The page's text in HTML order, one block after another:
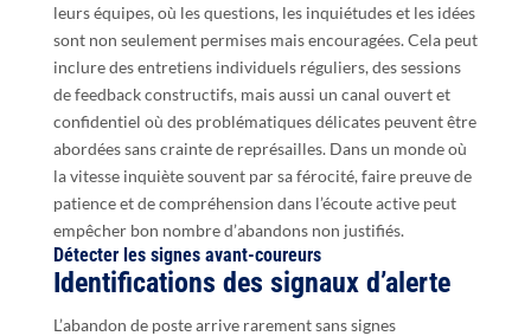
leurs équipes, où les questions, les inquiétudes et les idées
sont non seulement permises mais encouragées. Cela peut
inclure des entretiens individuels réguliers, des sessions
de feedback constructifs, mais aussi un canal ouvert et
confidentiel où des problématiques délicates peuvent être
abordées sans crainte de représailles. Dans un monde où
la vitesse inquiète souvent par sa férocité, faire preuve de
patience et de compréhension dans l’écoute active peut
empêcher bon nombre d’abandons non justifiés.
Détecter les signes avant-coureurs
Identifications des signaux d’alerte
L’abandon de poste arrive rarement sans signes